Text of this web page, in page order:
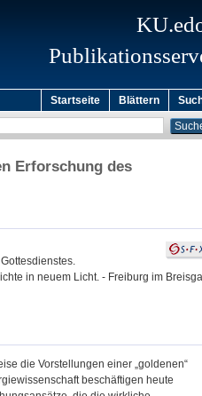
Startseite Blättern
Erforschung des
in neuem Licht. - Freiburg im
die Vorstellungen einer „goldenen“
beschäftigen heute